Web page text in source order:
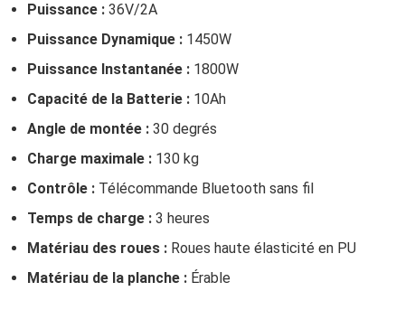
Puissance : 36V/2A
Puissance Dynamique : 1450W
Puissance Instantanée : 1800W
Capacité de la Batterie : 10Ah
Angle de montée : 30 degrés
Charge maximale : 130 kg
Contrôle : Télécommande Bluetooth sans fil
Temps de charge : 3 heures
Matériau des roues : Roues haute élasticité en PU
Matériau de la planche : Érable